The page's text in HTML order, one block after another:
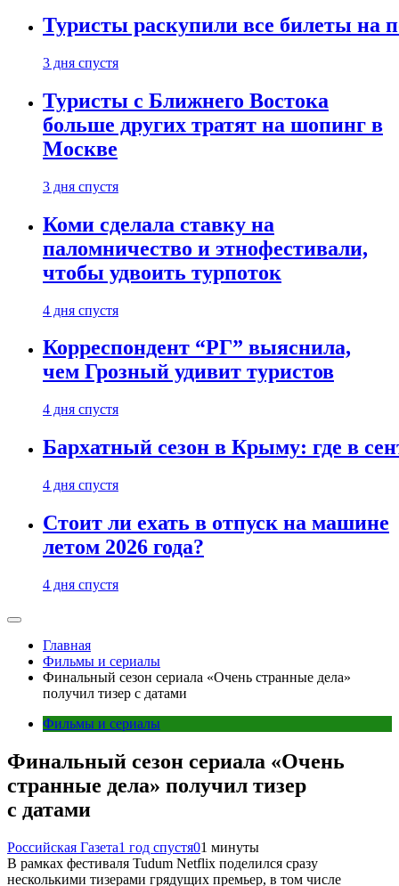
Туристы раскупили все билеты на
3 дня спустя
Туристы с Ближнего Востока
больше других тратят на шопинг в
Москве
3 дня спустя
Коми сделала ставку на
паломничество и этнофестивали,
чтобы удвоить турпоток
4 дня спустя
Корреспондент “РГ” выяснила,
чем Грозный удивит туристов
4 дня спустя
Бархатный сезон в Крыму: где в
4 дня спустя
Стоит ли ехать в отпуск на машине
летом 2026 года?
4 дня спустя
Главная
Фильмы и сериалы
Финальный сезон сериала «Очень странные дела»
получил тизер с датами
Фильмы и сериалы
Финальный сезон сериала «Очень
странные дела» получил тизер
с датами
Российская Газета1 год спустя01 минуты
В рамках фестиваля Tudum Netflix поделился сразу
несколькими тизерами грядущих премьер, в том числе